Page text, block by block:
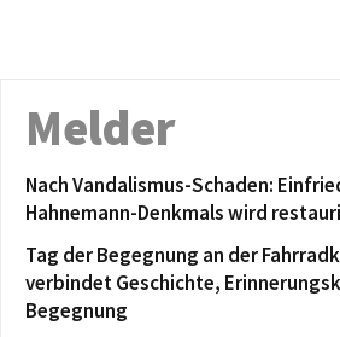
Melder
Nach Vandalismus-Schaden:
Hahnemann-Denkmals wird
Tag der Begegnung an der
verbindet Geschichte,
Begegnung